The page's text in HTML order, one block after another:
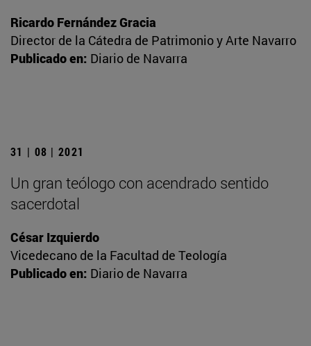
Ricardo Fernández Gracia
Director de la Cátedra de Patrimonio y Arte Navarro
Publicado en: Diario de Navarra
31 | 08 | 2021
Un gran teólogo con acendrado sentido
sacerdotal
César Izquierdo
Vicedecano de la Facultad de Teología
Publicado en: Diario de Navarra